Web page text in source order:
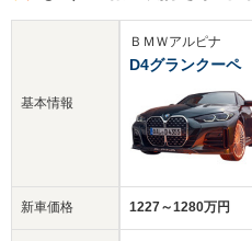
基本情報
新車価格
ＢＭＷアルピナ
D4グランクーペ
1227～1280万円